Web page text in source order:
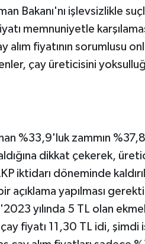
Bakanı'nı işlevsizlikle
memnuniyetle
alım fiyatının sorumlusu
çay üreticisini
%33,9'luk zammın
dikkat çekerek,
iktidarı döneminde
açıklama yapılması
yılında 5 TL olan
çay fiyatı 11,30 TL idi,